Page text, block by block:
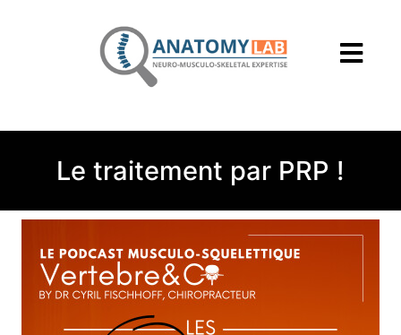
Le traitement par PRP !